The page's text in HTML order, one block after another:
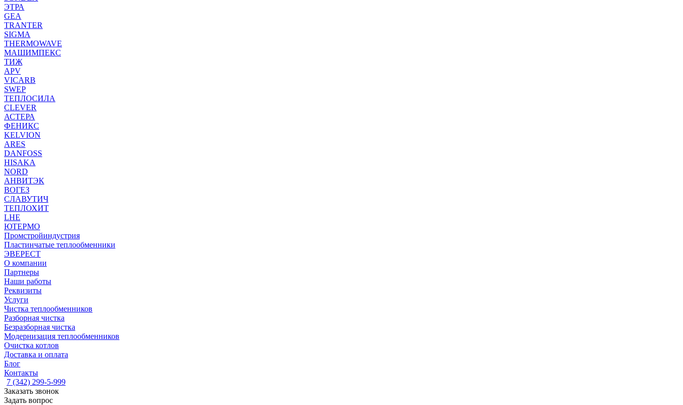
ЭТРА
GEA
TRANTER
SIGMA
THERMOWAVE
МАШИМПЕКС
ТИЖ
APV
VICARB
SWEP
ТЕПЛОСИЛА
CLEVER
АСТЕРА
ФЕНИКС
KELVION
ARES
DANFOSS
HISAKA
NORD
АНВИТЭК
ВОГЕЗ
СЛАВУТИЧ
ТЕПЛОХИТ
LHE
ЮТЕРМО
Промстройиндустрия
Пластинчатые теплообменники
ЭВЕРЕСТ
О компании
Партнеры
Наши работы
Реквизиты
Услуги
Чистка теплообменников
Разборная чистка
Безразборная чистка
Модернизация теплообменников
Очистка котлов
Доставка и оплата
Блог
Контакты
7 (342) 299-5-999
Заказать звонок
Задать вопрос